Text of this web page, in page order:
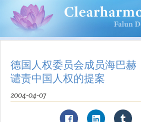
德国人权委员会成员海巴赫
谴责中国人权的提案
2004-04-07